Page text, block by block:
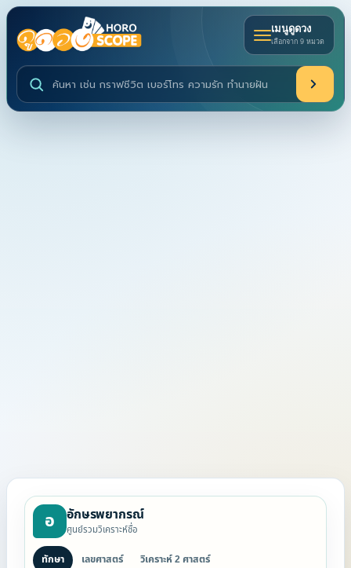
ค้นหาบริการดูดวงและบทความ
เมนูดูดวง
เลือกจาก 9 หมวด
อ อักษรพยากรณ์
ศูนย์รวมวิเคราะห์ชื่อ
ทักษา เลขศาสตร์ วิเคราะห์ 2 ศาสตร์